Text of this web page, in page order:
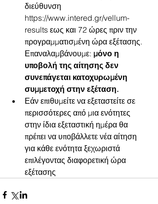
διεύθυνση
https://www.intered.gr/vellum-
results εως και 72 ώρες πριν την
προγραμματισμένη ώρα εξέτασης.
Επαναλαμβάνουμε: μόνο η
υποβολή της αίτησης δεν
συνεπάγεται κατοχυρωμένη
συμμετοχή στην εξέταση.
Εάν επιθυμείτε να εξεταστείτε σε
περισσότερες από μια ενότητες
στην ίδια εξεταστική ημέρα θα
πρέπει να υποβάλλετε νέα αίτηση
για κάθε ενότητα ξεχωριστά
επιλέγοντας διαφορετική ώρα
εξέτασης